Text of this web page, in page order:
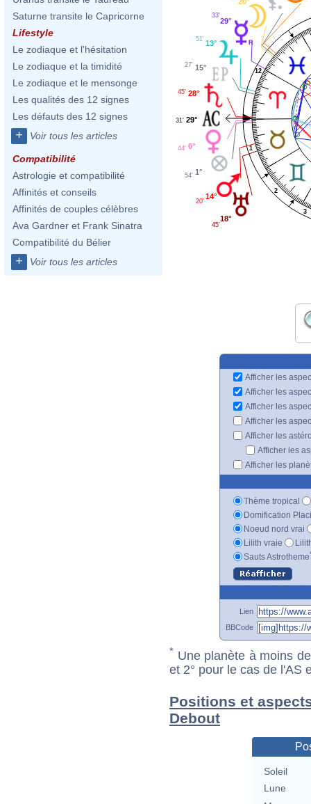
Saturne transite le Capricorne
Lifestyle
Le zodiaque et l'hésitation
Le zodiaque et la timidité
Le zodiaque et le mensonge
Les qualités des 12 signes
Les défauts des 12 signes
+ Voir tous les articles
Compatibilité
Astrologie et compatibilité
Affinités et conseils
Affinités de couples célèbres
Ava Gardner et Frank Sinatra
Compatibilité du Bélier
+ Voir tous les articles
1
2
3
12
29°
33'
13°
51'
15°
27'
28°
45'
29°
31'
0°
44'
1°
54'
14°
20'
18°
45'
Afficher les
Afficher les
Afficher les
Afficher les
Afficher les
Afficher les
Afficher les
Thème tropical
Domification
Noeud nord vrai
Lilith vraie
Sauts Astrotheme
Lien
BBCode
* Une planète à moins
et 2° pour le cas de l'AS
Positions et
Debout
Soleil
Lune